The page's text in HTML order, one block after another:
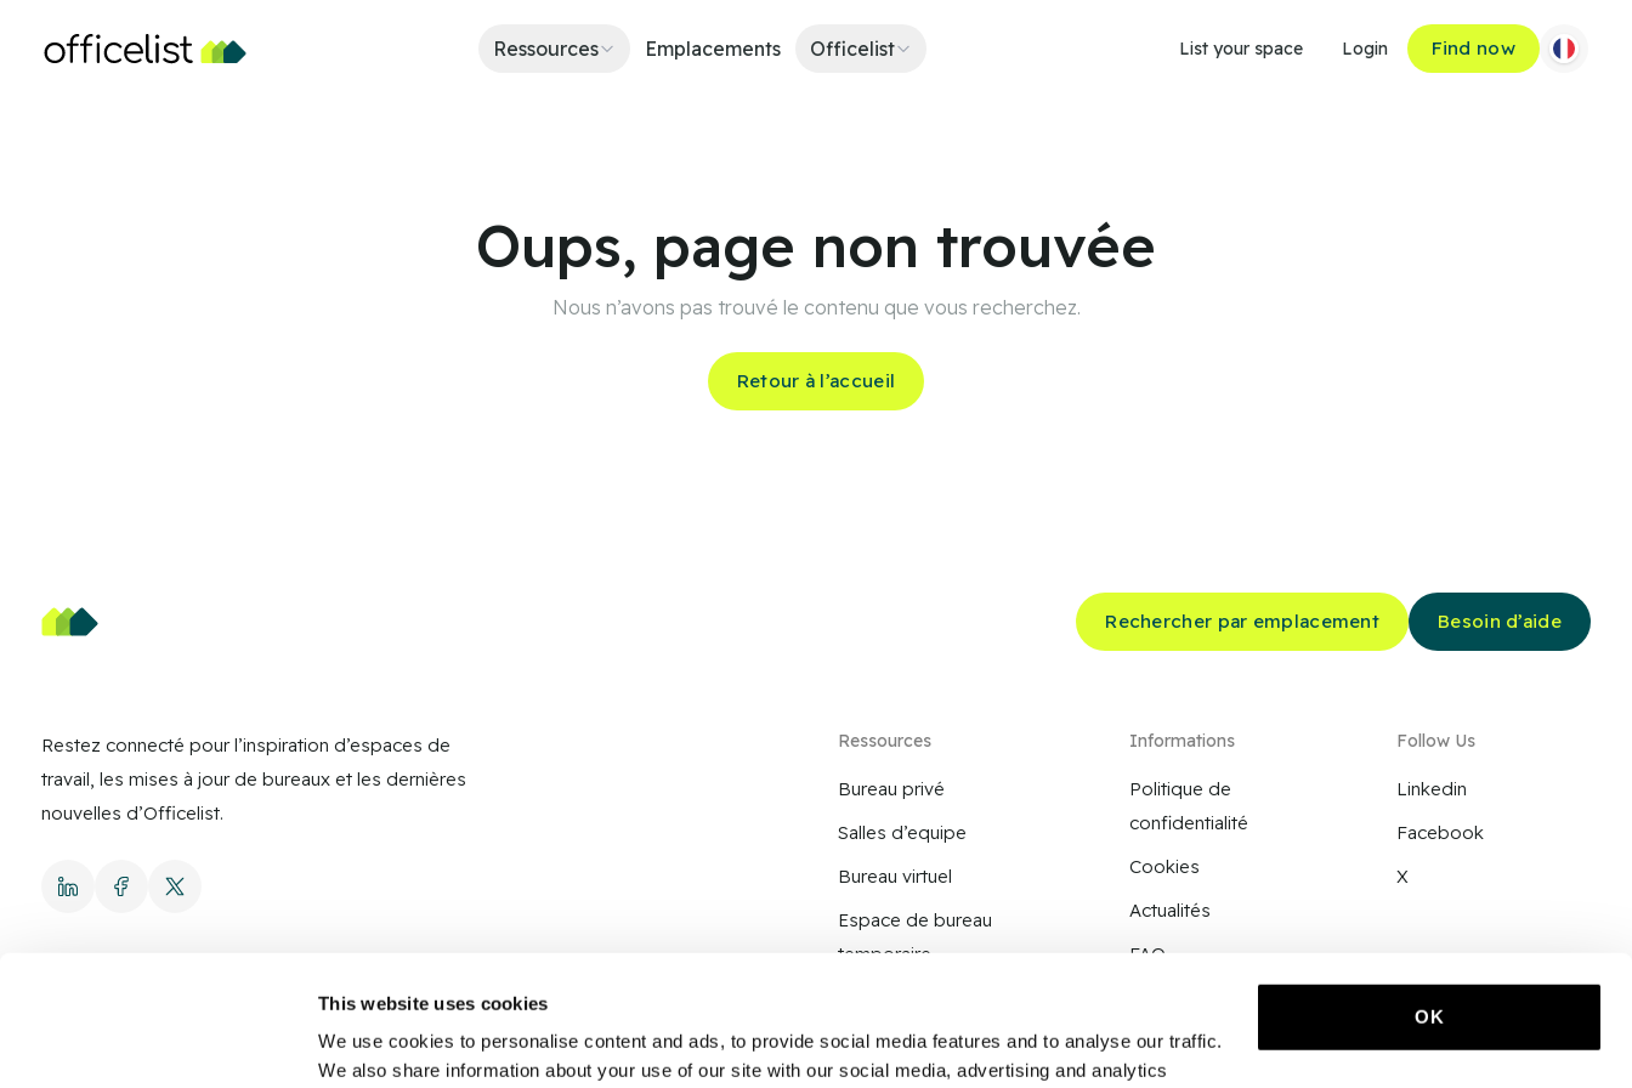
This website uses cookies
We use cookies to personalise content and ads, to provide social media features and to analyse our traffic.
We also share information about your use of our site with our social media, advertising and analytics
OK
Ressources Emplacements Officelist List your space Login Find now
Oups, page non trouvée
Nous n’avons pas trouvé le contenu que vous recherchez.
Retour à l’accueil
Rechercher par emplacement Besoin d’aide
Restez connecté pour l’inspiration d’espaces de
travail, les mises à jour de bureaux et les dernières
nouvelles d’Officelist.
Ressources
Bureau privé
Salles d’equipe
Bureau virtuel
Espace de bureau
temporaire
Informations
Politique de
confidentialité
Cookies
Actualités
FAQ
Follow Us
Linkedin
Facebook
X